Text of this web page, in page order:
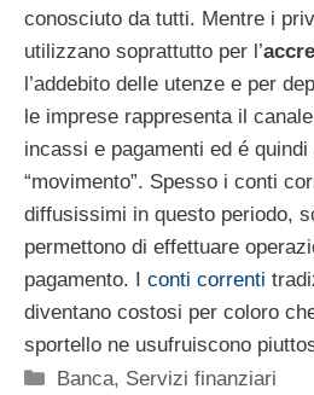
conosciuto da tutti. Mentre i
utilizzano soprattutto per l’
l’addebito delle utenze e per
le imprese rappresenta il
incassi e pagamenti ed é
“movimento”. Spesso i conti
diffusissimi in questo periodo,
permettono di effettuare
pagamento. I conti correnti
diventano costosi per coloro
sportello ne usufruiscono
Categorie
Banca, Servizi finanziari